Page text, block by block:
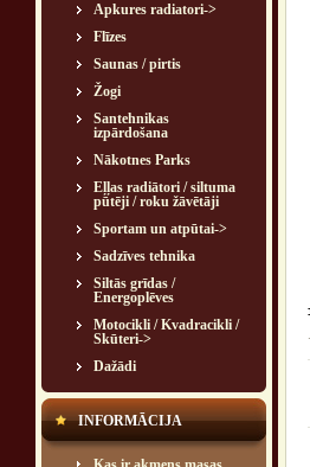
Apkures radiatori->
Flīzes
Saunas / pirtis
Žogi
Santehnikas
izpārdošana
Nākotnes Parks
Eļļas radiātori / siltuma
pūtēji / roku žāvētāji
Sportam un atpūtai->
Sadzīves tehnika
Siltās grīdas /
Energoplēves
Motocikli / Kvadracikli /
Skūteri->
Dažādi
INFORMĀCIJA